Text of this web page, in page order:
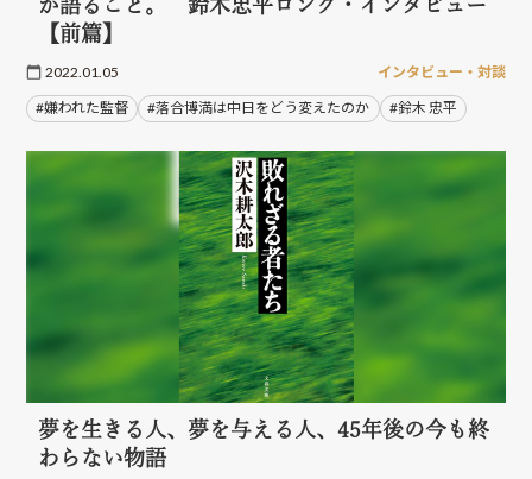
が語ること。 鈴木忠平ロング・インタビュー
【前篇】
2022.01.05 インタビュー・対談
#嫌われた監督 #落合博満は中日をどう変えたのか #鈴木 忠平
夢を生きる人、夢を与える人、45年後の今も終
わらない物語